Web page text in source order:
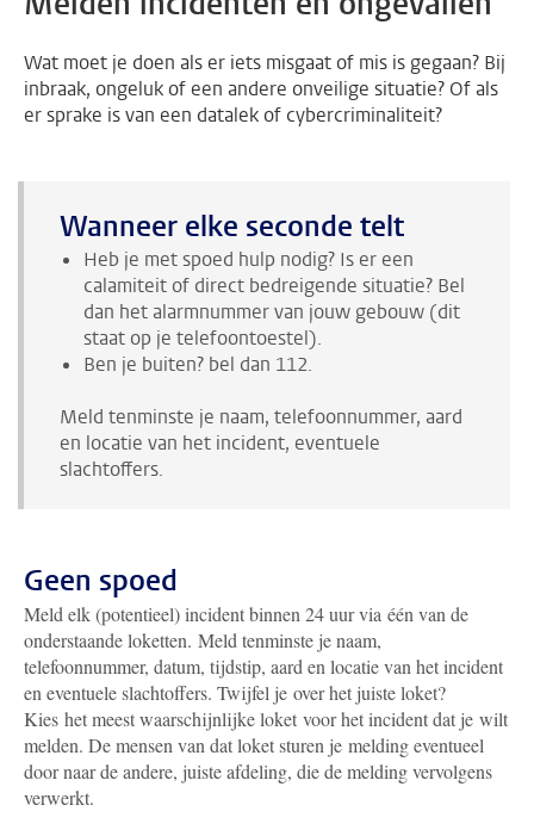
Wat moet je doen als er iets misgaat of mis is gegaan? Bij
inbraak, ongeluk of een andere onveilige situatie? Of als
er sprake is van een datalek of cybercriminaliteit?
Wanneer elke seconde telt
Heb je met spoed hulp nodig? Is er een
calamiteit of direct bedreigende situatie? Bel
dan het alarmnummer van jouw gebouw (dit
staat op je telefoontoestel).
Ben je buiten? bel dan 112.
Meld tenminste je naam, telefoonnummer, aard
en locatie van het incident, eventuele
slachtoffers.
Geen spoed
Meld elk (potentieel) incident binnen 24 uur via één van de
onderstaande loketten. Meld tenminste je naam,
telefoonnummer, datum, tijdstip, aard en locatie van het incident
en eventuele slachtoffers. Twijfel je over het juiste loket?
Kies het meest waarschijnlijke loket voor het incident dat je wilt
melden. De mensen van dat loket sturen je melding eventueel
door naar de andere, juiste afdeling, die de melding vervolgens
verwerkt.